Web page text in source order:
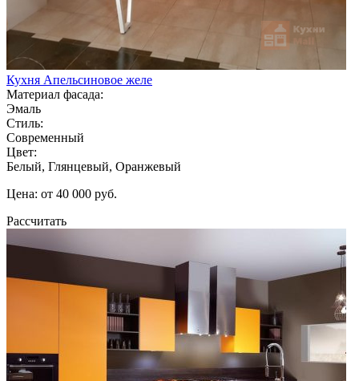
Кухня Апельсиновое желе
Материал фасада:
Эмаль
Стиль:
Современный
Цвет:
Белый, Глянцевый, Оранжевый
Цена: от 40 000 руб.
Рассчитать